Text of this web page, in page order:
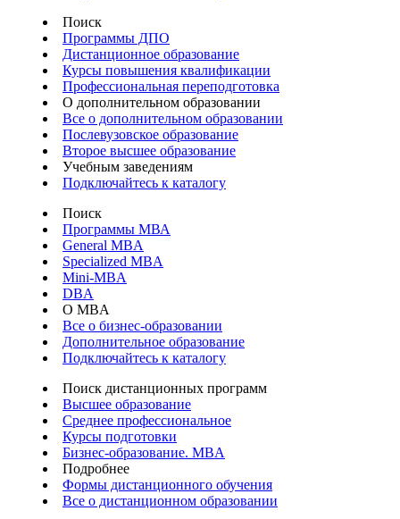
Поиск
Программы ДПО
Дистанционное образование
Курсы повышения квалификации
Профессиональная переподготовка
О дополнительном образовании
Все о дополнительном образовании
Послевузовское образование
Второе высшее образование
Учебным заведениям
Подключайтесь к каталогу
Поиск
Программы МВА
General MBA
Specialized MBA
Mini-MBA
DBA
О MBA
Все о бизнес-образовании
Дополнительное образование
Подключайтесь к каталогу
Поиск дистанционных программ
Высшее образование
Среднее профессиональное
Курсы подготовки
Бизнес-образование. MBA
Подробнее
Формы дистанционного обучения
Все о дистанционном образовании